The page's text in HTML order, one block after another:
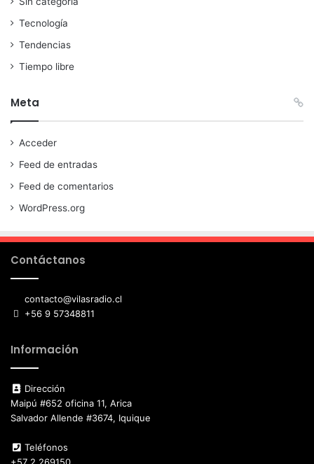
Tecnología
Tendencias
Tiempo libre
Meta
Acceder
Feed de entradas
Feed de comentarios
WordPress.org
Contáctanos
contacto@vilasradio.cl
+56 9 57348811
Información
Dirección
Maipú #652 oficina 11, Arica
Salvador Allende #3674, Iquique
Teléfonos